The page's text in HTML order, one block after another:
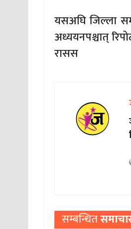
यसअघि जिल्ला
अध्ययनपश्चात्
रासस
सम्बन्धित